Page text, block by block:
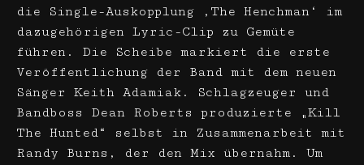
die Single-Auskopplung ‚The Henchman‘ im
dazugehörigen Lyric-Clip zu Gemüte
führen. Die Scheibe markiert die erste
Veröffentlichung der Band mit dem neuen
Sänger Keith Adamiak. Schlagzeuger und
Bandboss Dean Roberts produzierte „Kill
The Hunted“ selbst in Zusammenarbeit mit
Randy Burns, der den Mix übernahm. Um